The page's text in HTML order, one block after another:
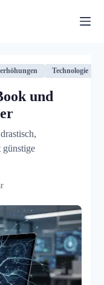
Technologie
und
günstige